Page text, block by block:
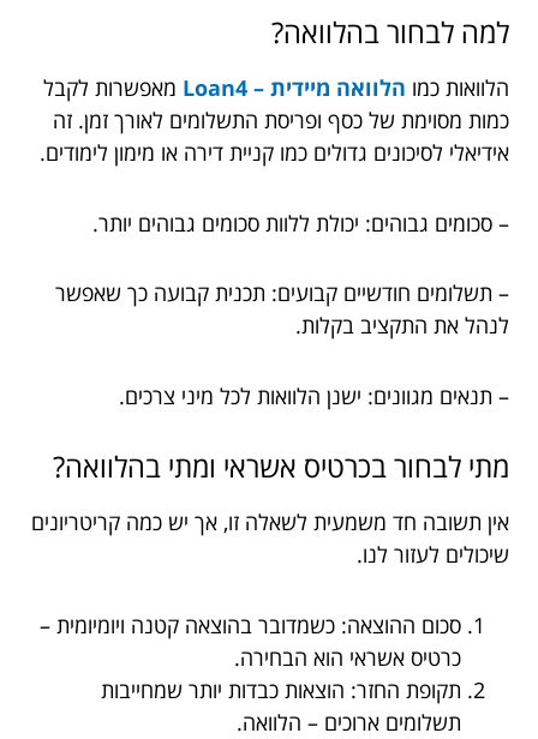
למה לבחור בהלוואה?
הלוואות כמו הלוואה מיידית – Loan4
מאפשרות לקבל
כמות מסוימת של כסף ופריסת התשלומים לאורך זמן. זה
אידיאלי לסיכונים גדולים כמו קניית דירה או מימון לימודים.
– סכומים גבוהים: יכולת ללוות סכומים גבוהים יותר.
– תשלומים חודשיים קבועים: תכנית קבועה כך שאפשר
לנהל את התקציב בקלות.
– תנאים מגוונים: ישנן הלוואות לכל מיני צרכים.
מתי לבחור בכרטיס אשראי ומתי בהלוואה?
אין תשובה חד משמעית לשאלה זו, אך יש כמה קריטריונים
שיכולים לעזור לנו.
סכום ההוצאה: כשמדובר בהוצאה קטנה ויומיומית –
כרטיס אשראי הוא הבחירה.
תקופת החזר: הוצאות כבדות יותר שמחייבות
תשלומים ארוכים – הלוואה.